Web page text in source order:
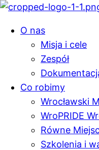
O nas
Misja i cele
Zespół
Co robimy
Wrocławski
WroPRIDE
Równe
Szkolenia i